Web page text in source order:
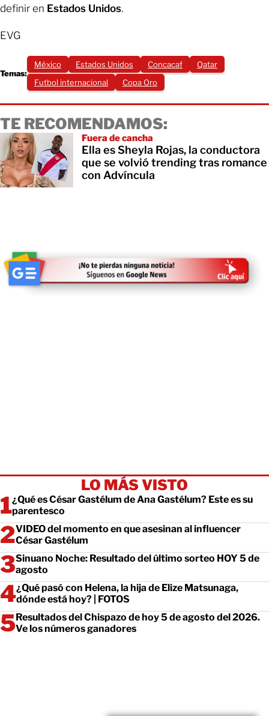
definir en Estados Unidos.
EVG
Temas:
México Estados Unidos Concacaf
Qatar
Futbol internacional
Copa Oro
TE RECOMENDAMOS:
Fuera de cancha
Ella es Sheyla Rojas, la conductora
que se volvió trending tras romance
con Advíncula
LO MÁS VISTO
¿Qué es César Gastélum de Ana Gastélum? Este es su
parentesco
VIDEO del momento en que asesinan al influencer
César Gastélum
Sinuano Noche: Resultado del último sorteo HOY 5 de
agosto
¿Qué pasó con Helena, la hija de Elize Matsunaga,
dónde está hoy? | FOTOS
Resultados del Chispazo de hoy 5 de agosto del 2026.
Ve los números ganadores